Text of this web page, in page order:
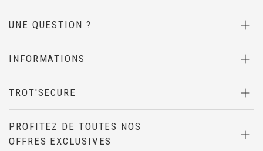
UNE QUESTION ?
INFORMATIONS
TROT'SECURE
PROFITEZ DE TOUTES NOS
OFFRES EXCLUSIVES